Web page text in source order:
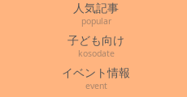
人気記事
popular
子ども向け
kosodate
イベント情報
event